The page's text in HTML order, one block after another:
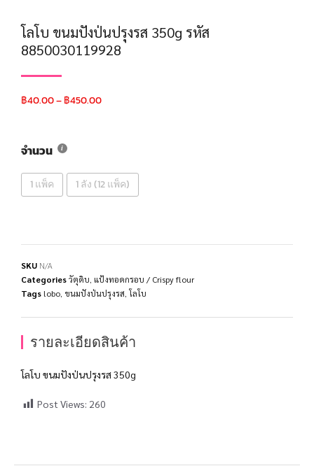
โลโบ ขนมปังป่นปรุงรส 350g รหัส
8850030119928
฿40.00–฿450.00
จำนวน
1 แพ็ค 1 ลัง (12 แพ็ค)
SKU N/A
Categoriesวัตุดิบ แป้งทอดกรอบ / Crispy flour
Tags lobo ขนมปังป่นปรุงรส โลโบ
รายละเอียดสินค้า
โลโบ ขนมปังป่นปรุงรส 350g
Post Views: 260